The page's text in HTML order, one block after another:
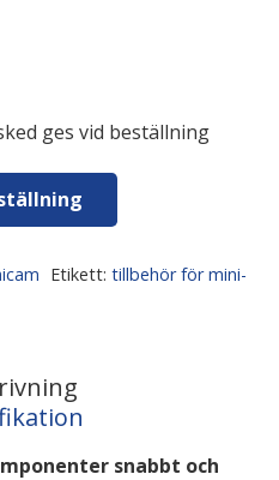
ges vid beställning
Etikett: tillbehör för mini-
snabbt och